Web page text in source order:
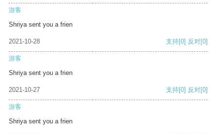
游客
Shriya sent you a frien
2021-10-28 支持[0] 反对[0]
游客
Shriya sent you a frien
2021-10-27 支持[0] 反对[0]
游客
Shriya sent you a frien